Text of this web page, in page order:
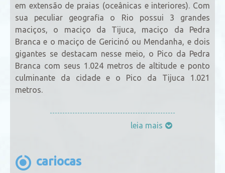
em extensão de praias (oceânicas e interiores). Com
sua peculiar geografia o Rio possui 3 grandes
maciços, o maciço da Tijuca, maciço da Pedra
Branca e o maciço de Gericinó ou Mendanha, e dois
gigantes se destacam nesse meio, o Pico da Pedra
Branca com seus 1.024 metros de altitude e ponto
culminante da cidade e o Pico da Tijuca 1.021
metros.
leia mais
cariocas